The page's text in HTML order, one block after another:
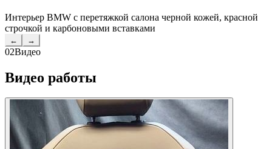
Интерьер BMW с перетяжкой салона черной кожей, красной
строчкой и карбоновыми вставками
← →
02Видео
Видео работы